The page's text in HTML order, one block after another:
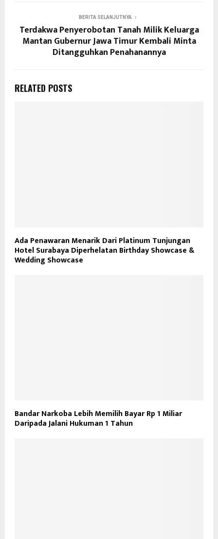
BERITA SELANJUTNYA
Terdakwa Penyerobotan Tanah Milik Keluarga
Mantan Gubernur Jawa Timur Kembali Minta
Ditangguhkan Penahanannya
RELATED POSTS
Ada Penawaran Menarik Dari Platinum Tunjungan
Hotel Surabaya Diperhelatan Birthday Showcase &
Wedding Showcase
Bandar Narkoba Lebih Memilih Bayar Rp 1 Miliar
Daripada Jalani Hukuman 1 Tahun